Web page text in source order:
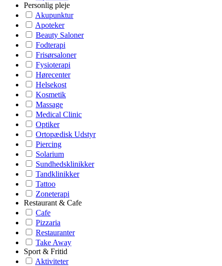
Personlig pleje
Akupunktur
Apoteker
Beauty Saloner
Fodterapi
Frisørsaloner
Fysioterapi
Hørecenter
Helsekost
Kosmetik
Massage
Medical Clinic
Optiker
Ortopædisk Udstyr
Piercing
Solarium
Sundhedsklinikker
Tandklinikker
Tattoo
Zoneterapi
Restaurant & Cafe
Cafe
Pizzaria
Restauranter
Take Away
Sport & Fritid
Aktiviteter